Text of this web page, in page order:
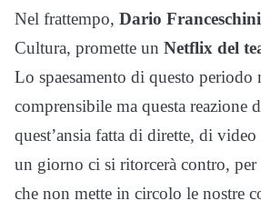
Nel frattempo, Dario Franceschini
Cultura, promette un Netflix del
Lo spaesamento di questo periodo
comprensibile ma questa reazione
quest’ansia fatta di dirette, di
un giorno ci si ritorcerà contro,
che non mette in circolo le nostre